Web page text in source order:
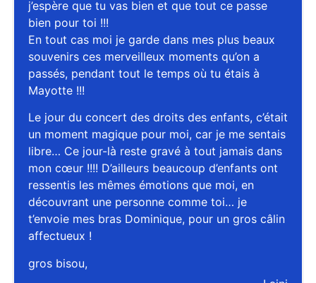
j’espère que tu vas bien et que tout ce passe
bien pour toi !!!
En tout cas moi je garde dans mes plus beaux
souvenirs ces merveilleux moments qu’on a
passés, pendant tout le temps où tu étais à
Mayotte !!!
Le jour du concert des droits des enfants, c’était
un moment magique pour moi, car je me sentais
libre… Ce jour-là reste gravé à tout jamais dans
mon cœur !!!! D’ailleurs beaucoup d’enfants ont
ressentis les mêmes émotions que moi, en
découvrant une personne comme toi… je
t’envoie mes bras Dominique, pour un gros câlin
affectueux !
gros bisou,